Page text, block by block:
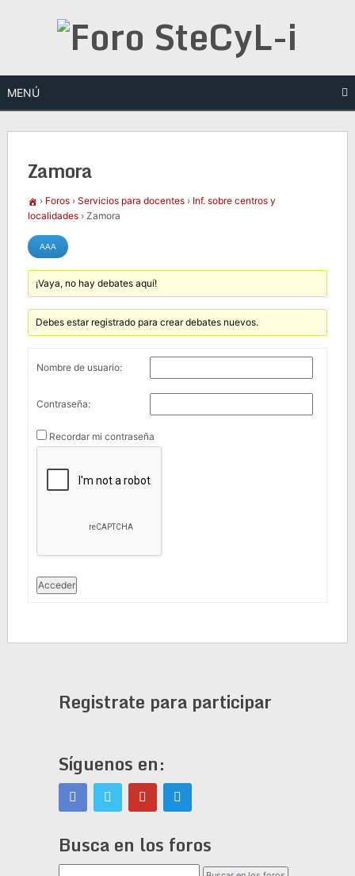
MENÚ
Zamora
› Foros › Servicios para docentes › Inf. sobre centros y
localidades › Zamora
¡Vaya, no hay debates aquí!
Debes estar registrado para crear debates nuevos.
Nombre de usuario:
Contraseña:
Recordar mi contraseña
Acceder
Registrate para participar
Síguenos en:
Busca en los foros